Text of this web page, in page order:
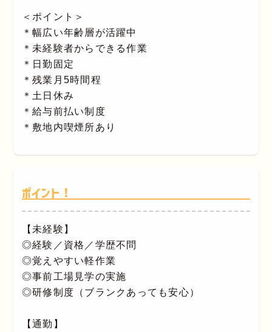
＜ポイント＞
＊幅広い年齢層が活躍中
＊未経験者からできる作業
＊日勤固定
＊残業月5時間程
＊土日休み
＊給与前払い制度
＊敷地内喫煙所あり
ポイント！
【未経験】
◎経験／資格／学歴不問
◎覚えやすい軽作業
◎事前工場見学の実施
◎研修制度（ブランクあっても安心）
【通勤】